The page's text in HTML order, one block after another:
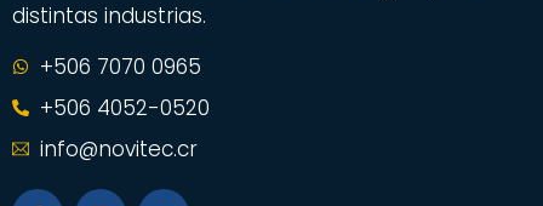
distintas industrias.
+506 7070 0965
+506 4052-0520
info@novitec.cr